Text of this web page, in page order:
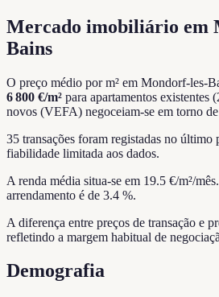
Mercado imobiliário em
Bains
O preço médio por m² em Mondorf-les-
6 800 €/m² para apartamentos existentes
novos (VEFA) negoceiam-se em torno de
35 transações foram registadas no
fiabilidade limitada aos dados.
A renda média situa-se em 19.5 €/m²/mês.
arrendamento é de 3.4 %.
A diferença entre preços de transação e
refletindo a margem habitual de
Demografia